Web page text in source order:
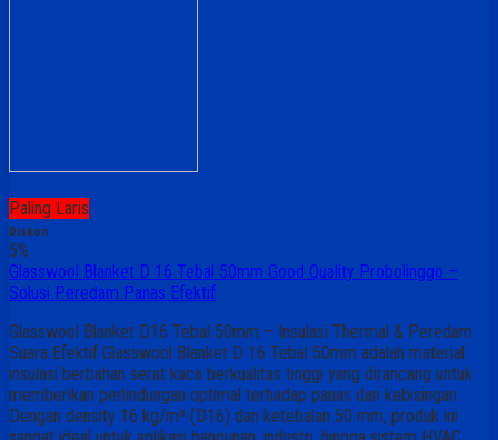
Paling Laris
Diskon
5%
Glasswool Blanket D 16 Tebal 50mm Good Quality Probolinggo –
Solusi Peredam Panas Efektif
Glasswool Blanket D16 Tebal 50mm – Insulasi Thermal & Peredam
Suara Efektif Glasswool Blanket D 16 Tebal 50mm adalah material
insulasi berbahan serat kaca berkualitas tinggi yang dirancang untuk
memberikan perlindungan optimal terhadap panas dan kebisingan.
Dengan density 16 kg/m³ (D16) dan ketebalan 50 mm, produk ini